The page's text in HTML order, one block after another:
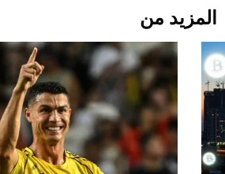
Aston Martin Valiant: على هوى الأبطال
المزيد من